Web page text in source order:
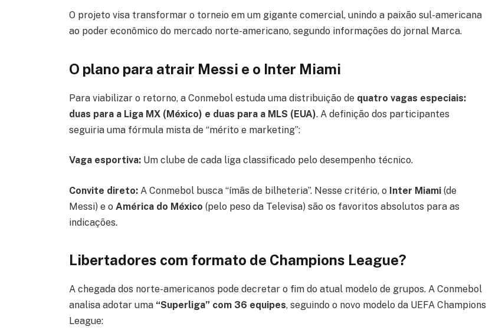
O projeto visa transformar o torneio em um gigante comercial, unindo a paixão sul-americana
ao poder econômico do mercado norte-americano, segundo informações do jornal Marca.
O plano para atrair Messi e o Inter Miami
Para viabilizar o retorno, a Conmebol estuda uma distribuição de quatro vagas especiais:
duas para a Liga MX (México) e duas para a MLS (EUA). A definição dos participantes
seguiria uma fórmula mista de “mérito e marketing”:
Vaga esportiva: Um clube de cada liga classificado pelo desempenho técnico.
Convite direto: A Conmebol busca “ímãs de bilheteria”. Nesse critério, o Inter Miami (de
Messi) e oAmérica do México (pelo peso da Televisa) são os favoritos absolutos para as
indicações.
Libertadores com formato de Champions League?
A chegada dos norte-americanos pode decretar o fim do atual modelo de grupos. A Conmebol
analisa adotar uma “Superliga” com 36 equipes, seguindo o novo modelo da UEFA Champions
League: